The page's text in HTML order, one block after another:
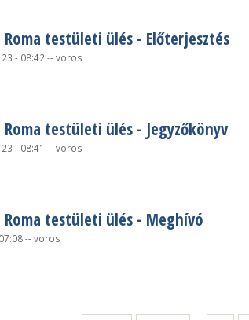
Roma testületi ülés - Előterjesztés
- 08:42 --voros
Roma testületi ülés - Jegyzőkönyv
- 08:41 --voros
Roma testületi ülés - Meghívó
--voros